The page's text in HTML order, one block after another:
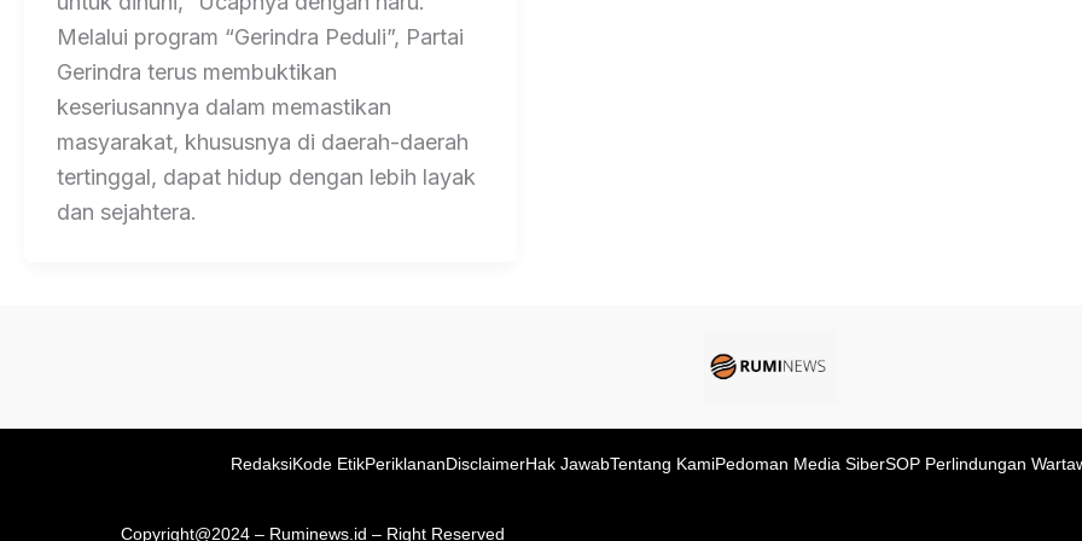
Melalui program “Gerindra Peduli”, Partai
Gerindra terus membuktikan
keseriusannya dalam memastikan
masyarakat, khususnya di daerah-daerah
tertinggal, dapat hidup dengan lebih layak
dan sejahtera.
RedaksiKode EtikPeriklananDisclaimerHak JawabTentang KamiPedoman Media SiberSOP Perlindungan
Copyright@2024 – Ruminews.id – Right Reserved